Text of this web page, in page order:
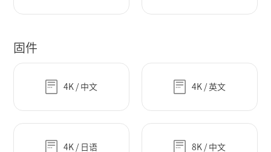
固件
4K / 中文 4K / 英文
4K / 日语 8K / 中文